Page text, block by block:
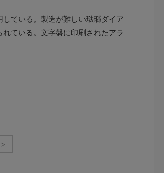
ている。製造が難しい琺瑯ダイア
ている。文字盤に印刷されたアラ
>